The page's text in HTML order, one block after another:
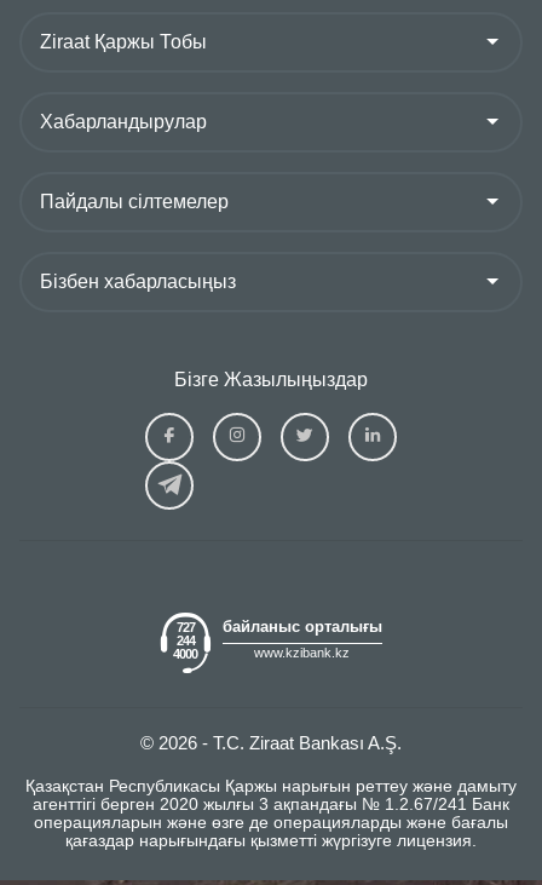
Бізге Жазылыңыздар
Ziraat
Kazakhstan
Facebook
Ziraat
Kazakhstan
Ziraat
Kazakhstan
Ziraat
727
244
4000
байланыс орталығы
www.kzibank.kz
© 2026 - T.C. Ziraat Bankası A.Ş.
Қазақстан Республикасы Қаржы нарығын реттеу және дамыту
агенттігі берген 2020 жылғы 3 ақпандағы № 1.2.67/241 Банк
операцияларын және өзге де операцияларды және бағалы
қағаздар нарығындағы қызметті жүргізуге лицензия.